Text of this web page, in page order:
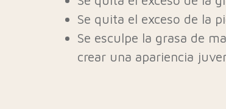
Se quita el exceso de la
Se esculpe la grasa de
crear una apariencia